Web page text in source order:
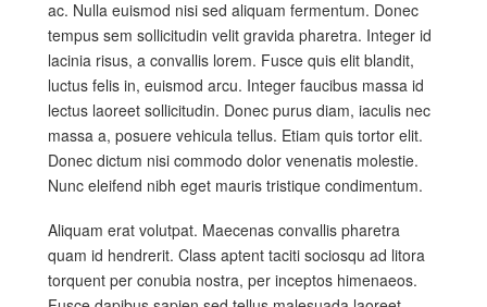
ac. Nulla euismod nisi sed aliquam fermentum. Donec
tempus sem sollicitudin velit gravida pharetra. Integer id
lacinia risus, a convallis lorem. Fusce quis elit blandit,
luctus felis in, euismod arcu. Integer faucibus massa id
lectus laoreet sollicitudin. Donec purus diam, iaculis nec
massa a, posuere vehicula tellus. Etiam quis tortor elit.
Donec dictum nisi commodo dolor venenatis molestie.
Nunc eleifend nibh eget mauris tristique condimentum.
Aliquam erat volutpat. Maecenas convallis pharetra
quam id hendrerit. Class aptent taciti sociosqu ad litora
torquent per conubia nostra, per inceptos himenaeos.